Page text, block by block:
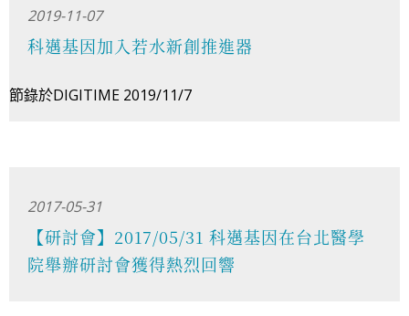
2019-11-07
科邁基因加入若水新創推進器
節錄於DIGITIME 2019/11/7
2017-05-31
【研討會】2017/05/31 科邁基因在台北醫學
院舉辦研討會獲得熱烈回響